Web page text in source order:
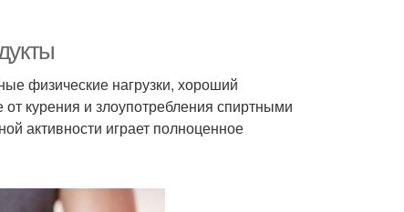
физические нагрузки, хороший
курения и злоупотребления спиртными
активности играет полноценное